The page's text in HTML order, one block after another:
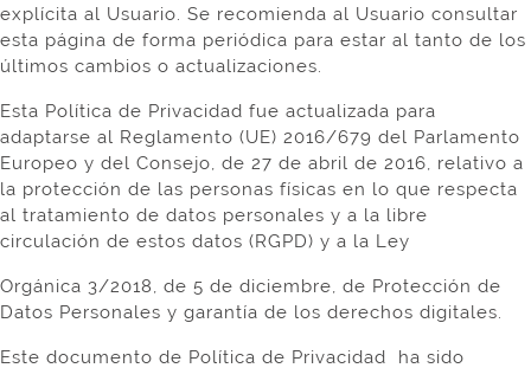
explícita al Usuario. Se recomienda al Usuario consultar
esta página de forma periódica para estar al tanto de los
últimos cambios o actualizaciones.
Esta Política de Privacidad fue actualizada para
adaptarse al Reglamento (UE) 2016/679 del Parlamento
Europeo y del Consejo, de 27 de abril de 2016, relativo a
la protección de las personas físicas en lo que respecta
al tratamiento de datos personales y a la libre
circulación de estos datos (RGPD) y a la Ley
Orgánica 3/2018, de 5 de diciembre, de Protección de
Datos Personales y garantía de los derechos digitales.
Este documento de Política de Privacidad ha sido